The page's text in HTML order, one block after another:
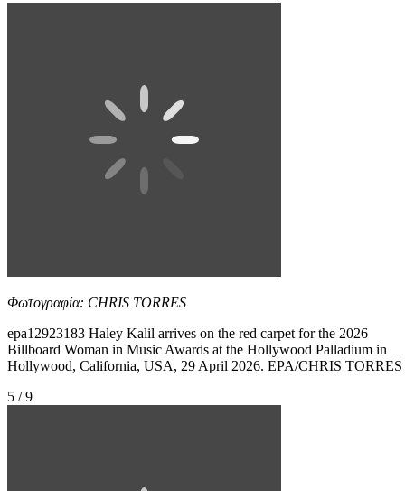
Φωτογραφία: CHRIS TORRES
epa12923183 Haley Kalil arrives on the red carpet for the 2026
Billboard Woman in Music Awards at the Hollywood Palladium in
Hollywood, California, USA, 29 April 2026. EPA/CHRIS TORRES
5 / 9